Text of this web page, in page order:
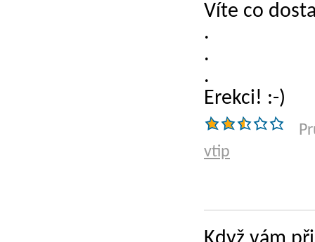
Víte co
.
.
.
Erekci! :-)
vtip